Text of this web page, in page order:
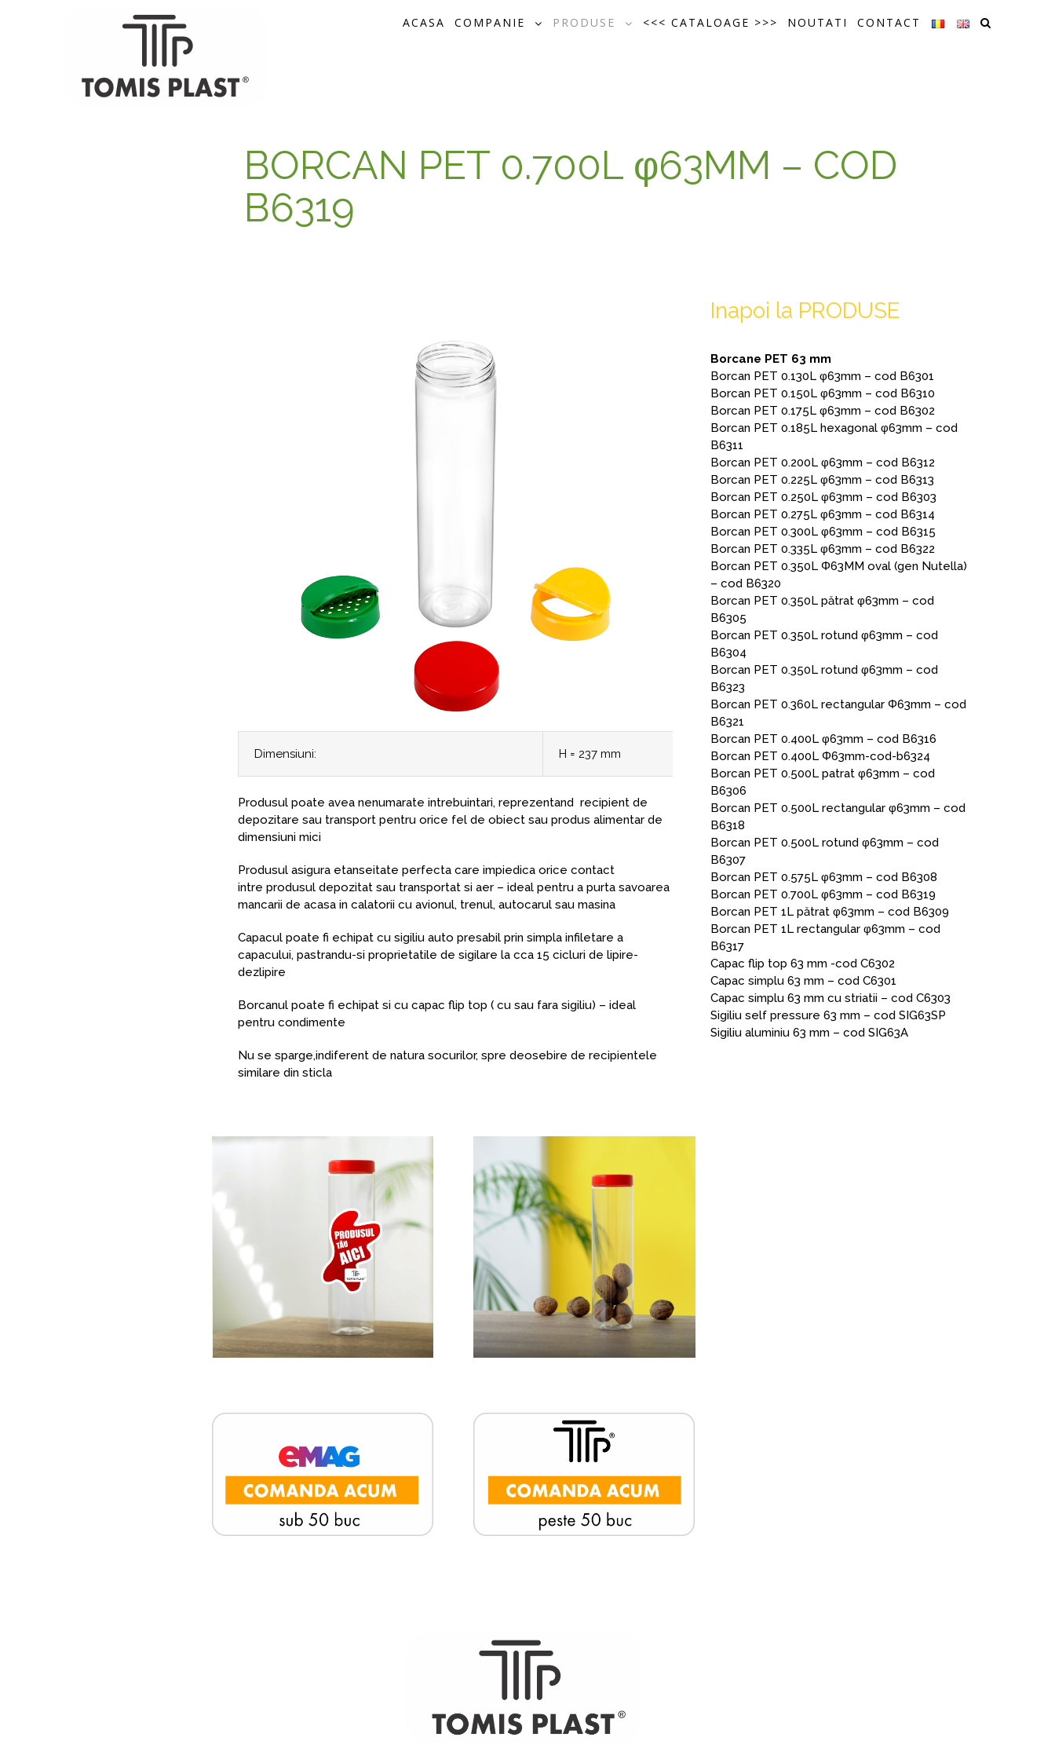
ACASA COMPANIE PRODUSE <<< CATALOAGE >>> NOUTATI CONTACT
BORCAN PET 0.700L φ63MM – COD
B6319
Dimensiuni: H = 237 mm Φ = 63 mm
Produsul poate avea nenumarate intrebuintari, reprezentand recipient de
depozitare sau transport pentru orice fel de obiect sau produs alimentar de
dimensiuni mici
Produsul asigura etanseitate perfecta care impiedica orice contact
intre produsul depozitat sau transportat si aer – ideal pentru a purta savoarea
mancarii de acasa in calatorii cu avionul, trenul, autocarul sau masina
Capacul poate fi echipat cu sigiliu auto presabil prin simpla infiletare a
capacului, pastrandu-si proprietatile de sigilare la cca 15 cicluri de lipire-
dezlipire
Borcanul poate fi echipat si cu capac flip top ( cu sau fara sigiliu) – ideal
pentru condimente
Nu se sparge,indiferent de natura socurilor, spre deosebire de recipientele
similare din sticla
Inapoi la PRODUSE
Borcane PET 63 mm
Borcan PET 0.130L φ63mm – cod B6301
Borcan PET 0.150L φ63mm – cod B6310
Borcan PET 0.175L φ63mm – cod B6302
Borcan PET 0.185L hexagonal φ63mm – cod
B6311
Borcan PET 0.200L φ63mm – cod B6312
Borcan PET 0.225L φ63mm – cod B6313
Borcan PET 0.250L φ63mm – cod B6303
Borcan PET 0.275L φ63mm – cod B6314
Borcan PET 0.300L φ63mm – cod B6315
Borcan PET 0.335L φ63mm – cod B6322
Borcan PET 0.350L Φ63MM oval (gen Nutella)
– cod B6320
Borcan PET 0.350L pătrat φ63mm – cod
B6305
Borcan PET 0.350L rotund φ63mm – cod
B6304
Borcan PET 0.350L rotund φ63mm – cod
B6323
Borcan PET 0.360L rectangular Φ63mm – cod
B6321
Borcan PET 0.400L φ63mm – cod B6316
Borcan PET 0.400L Φ63mm-cod-b6324
Borcan PET 0.500L patrat φ63mm – cod
B6306
Borcan PET 0.500L rectangular φ63mm – cod
B6318
Borcan PET 0.500L rotund φ63mm – cod
B6307
Borcan PET 0.575L φ63mm – cod B6308
Borcan PET 0.700L φ63mm – cod B6319
Borcan PET 1L pătrat φ63mm – cod B6309
Borcan PET 1L rectangular φ63mm – cod
B6317
Capac flip top 63 mm -cod C6302
Capac simplu 63 mm – cod C6301
Capac simplu 63 mm cu striatii – cod C6303
Sigiliu self pressure 63 mm – cod SIG63SP
Sigiliu aluminiu 63 mm – cod SIG63A